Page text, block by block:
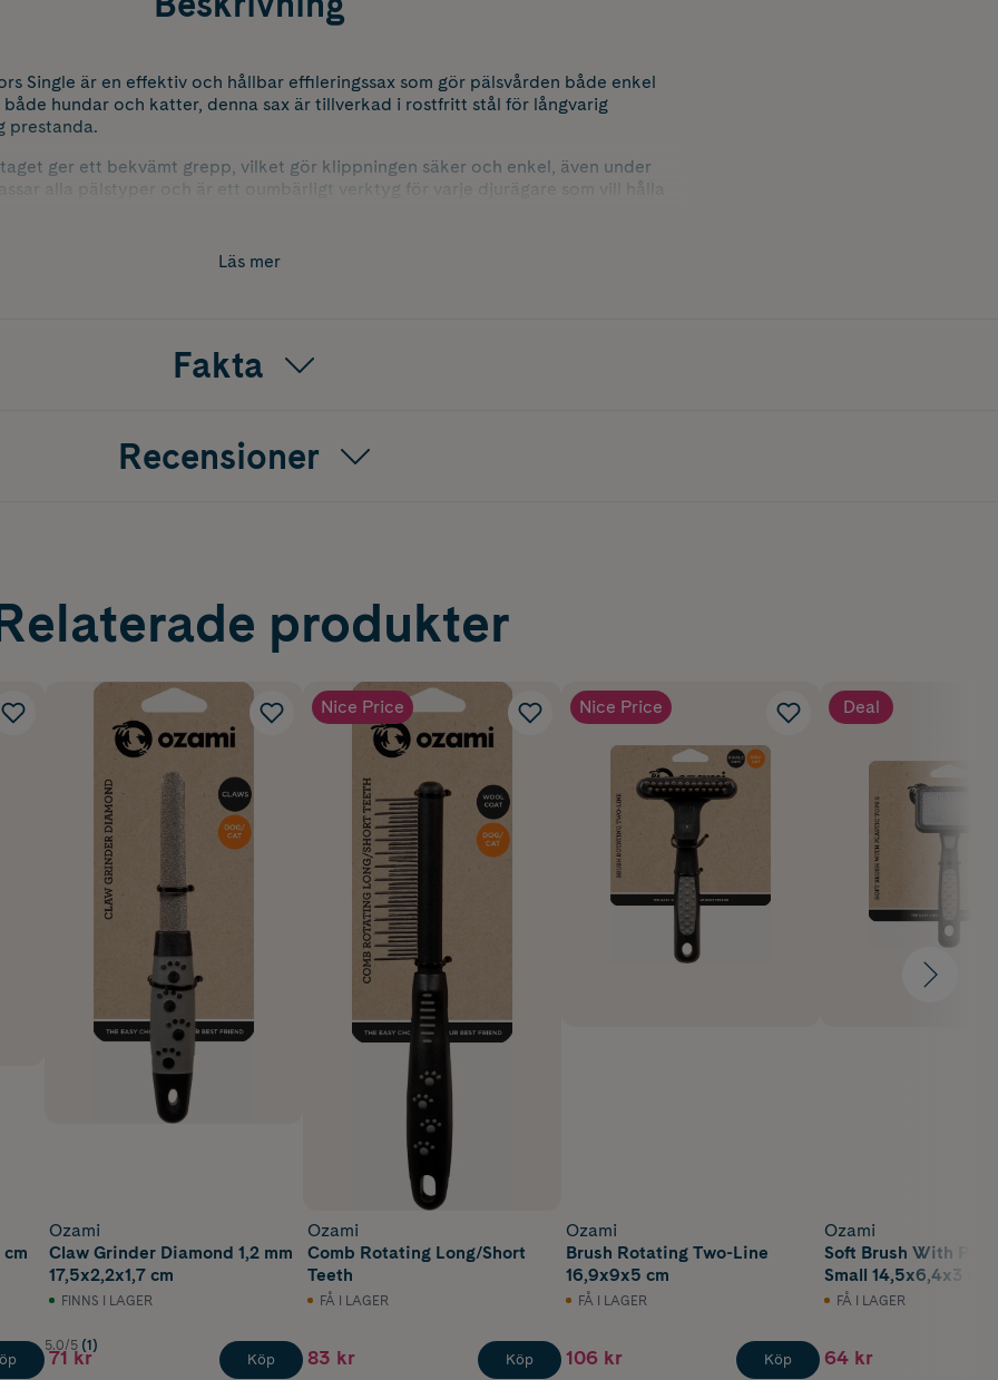
Single är en effektiv och hållbar effileringssax som gör pälsvården både enkel
hundar och katter, denna sax är tillverkad i rostfritt stål för långvarig
prestanda.
ger ett bekvämt grepp, vilket gör klippningen säker och enkel, även under
alla pälstyper och är ett oumbärligt verktyg för varje djurägare som vill hålla
Läs mer
Fakta
Recensioner
produkter
Ozami
Claw Grinder Diamond 1,2 mm
17,5x2,2x1,7 cm
FINNS I LAGER
5.0/5 (1)
71 kr Köp
Nice Price
Ozami
Comb Rotating Long/Short
Teeth
FÅ I LAGER
83 kr Köp
Nice Price
Ozami
Brush Rotating Two-Line
16,9x9x5 cm
FÅ I LAGER
106 kr Köp
Deal
Ozami
Soft Brush With
Small 14,5x6,4x3 cm
FÅ I LAGER
64 kr